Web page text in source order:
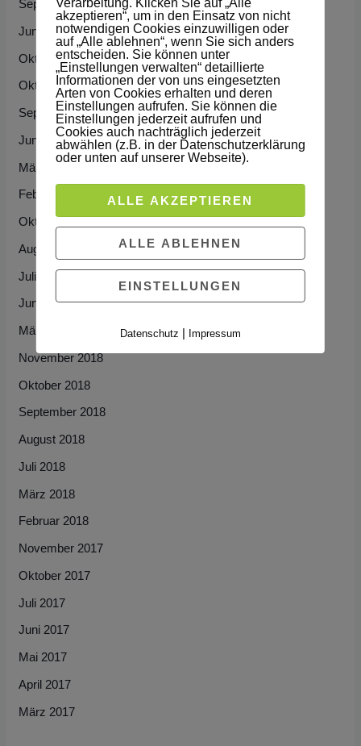
c
h
:
September 2025
Juni 2022
Oktober 2021
Oktober 2020
September 2020
Juni 2020
März 2020
Februar 2020
Oktober 2019
August 2019
Juli 2019
Juni 2019
März 2019
November 2018
Oktober 2018
September 2018
August 2018
Juli 2018
März 2018
Februar 2018
November 2017
Oktober 2017
Juli 2017
Juni 2017
Mai 2017
April 2017
März 2017
Verarbeitung. Klicken Sie auf „Alle
akzeptieren“, um in den Einsatz von nicht
notwendigen Cookies einzuwilligen oder
auf „Alle ablehnen“, wenn Sie sich anders
entscheiden. Sie können unter
„Einstellungen verwalten“ detaillierte
Informationen der von uns eingesetzten
Arten von Cookies erhalten und deren
Einstellungen aufrufen. Sie können die
Einstellungen jederzeit aufrufen und
Cookies auch nachträglich jederzeit
abwählen (z.B. in der Datenschutzerklärung
oder unten auf unserer Webseite).
ALLE AKZEPTIEREN
ALLE ABLEHNEN
EINSTELLUNGEN
Datenschutz | Impressum